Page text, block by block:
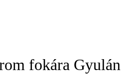
fokára Gyulán